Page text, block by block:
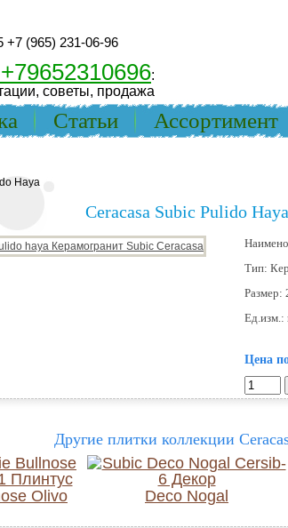
+7 (965) 231-06-96
:
советы, продажа
Статьи Ассортимент
Haya
Ceracasa Subic Pulido Haya
Тип:
Размер:
Ед.изм.:
Цена
Другие плитки коллекции
Olivo Deco Nogal